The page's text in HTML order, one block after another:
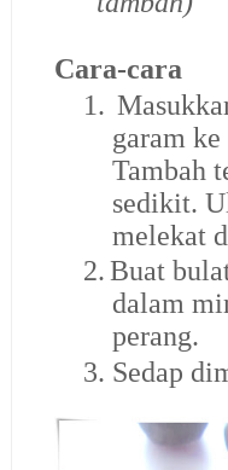
Cara-cara
1.
garam
Tambah
sedikit.
melekat
2.Buat
dalam
perang.
3. Sedap